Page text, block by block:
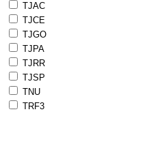
TJAC
TJCE
TJGO
TJPA
TJRR
TJSP
TNU
TRF3